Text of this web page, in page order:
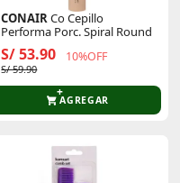
CONAIR Co Cepillo
Performa Porc. Spiral Round
S/ 53.90 10%OFF
S/ 59.90
AGREGAR